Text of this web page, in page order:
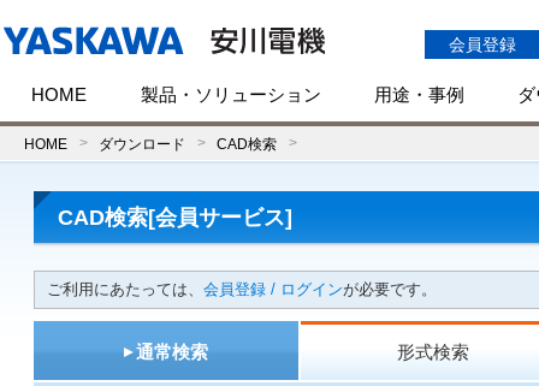
会員登録
HOME 製品・ソリューション 用途・事例
HOME ダウンロード CAD検索
CAD検索[会員サービス]
ご利用にあたっては、 会員登録 / ログインが必要です。
通常検索 形式検索